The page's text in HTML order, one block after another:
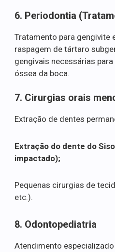
6. Periodontia
Tratamento para gengivite
raspagem de tártaro
gengivais necessárias
óssea da boca.
7. Cirurgias orais
Extração de dentes
Extração do dente do
impactado);
Pequenas cirurgias de
etc.).
8. Odontopediatria
Atendimento